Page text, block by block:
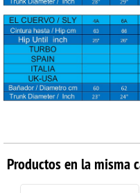
Productos en la misma